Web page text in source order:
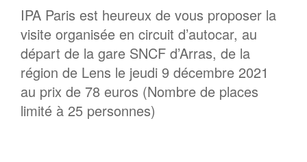
IPA Paris est heureux de vous proposer la
visite organisée en circuit d’autocar, au
départ de la gare SNCF d’Arras, de la
région de Lens le jeudi 9 décembre 2021
au prix de 78 euros (Nombre de places
limité à 25 personnes)